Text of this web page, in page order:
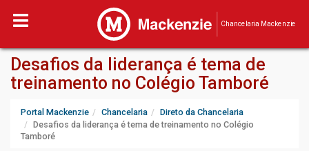
Chancelaria Mackenzie
Desafios da liderança é tema de
treinamento no Colégio Tamboré
Portal Mackenzie Chancelaria
Direto da Chancelaria
Desafios da liderança é tema de treinamento no Colégio
Tamboré